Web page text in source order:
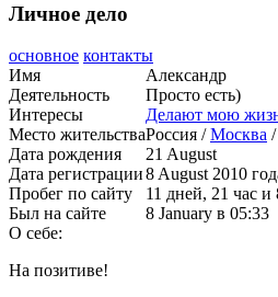
Личное дело
основное контакты
Имя
Александр
Деятельность
Просто есть)
Интересы
Делают мою
Место жительстваРоссия /Москва /
Дата рождения
21 August
Дата регистрации8 August 2010
Пробег по сайту
11 дней, 21 час
Был на сайте
8 January в 05:33
О себе:
На позитиве!